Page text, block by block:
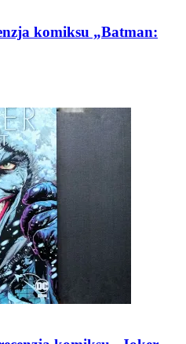
komiksu „Batman: